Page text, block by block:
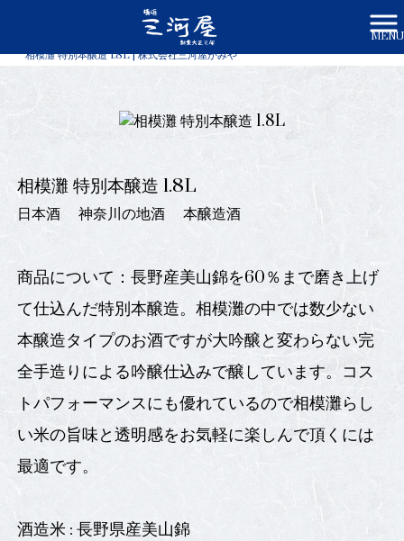
MENU
商品一覧
相模灘 特別本醸造 1.8L | 株式会社三河屋かみや
相模灘 特別本醸造 1.8L
日本酒 神奈川の地酒 本醸造酒
商品について：長野産美山錦を60％まで磨き上げ
て仕込んだ特別本醸造。相模灘の中では数少ない
本醸造タイプのお酒ですが大吟醸と変わらない完
全手造りによる吟醸仕込みで醸しています。コス
トパフォーマンスにも優れているので相模灘らし
い米の旨味と透明感をお気軽に楽しんで頂くには
最適です。
酒造米 : 長野県産美山錦